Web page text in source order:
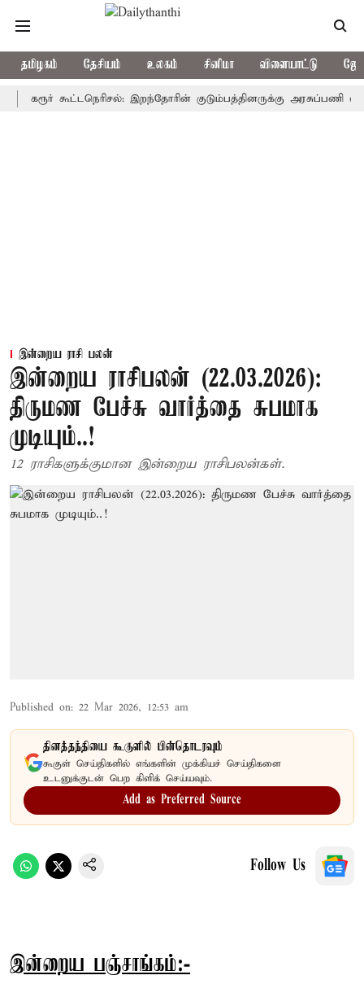
தமிழகம் தேசியம் உலகம் சினிமா விளையாட்டு
கூட்டநெரிசல்: இறந்தோரின் குடும்பத்தினருக்கு அரசுப்பணி வழக்கு;
இன்றைய ராசி பலன்
இன்றைய ராசிபலன் (22.03.2026):
திருமண பேச்சு வார்த்தை சுபமாக
முடியும்..!
12 ராசிகளுக்குமான இன்றைய ராசிபலன்கள்.
Published on: 22 Mar 2026, 12:53 am
தினத்தந்தியை கூகுளில் பின்தொடரவும்
கூகுள் செய்திகளில் எங்களின் முக்கியச் செய்திகளை
உடனுக்குடன் பெற கிளிக் செய்யவும்.
Add as Preferred Source
Follow Us
இன்றைய பஞ்சாங்கம்:-